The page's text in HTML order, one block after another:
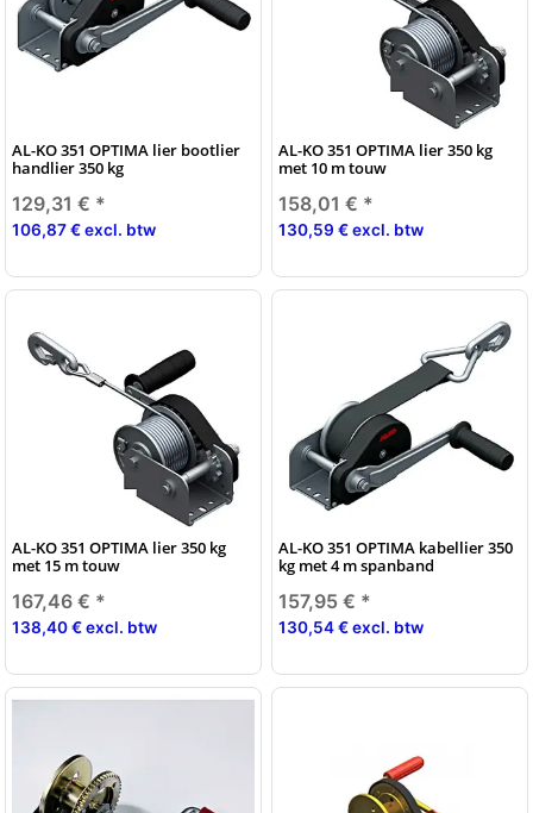
AL-KO 351 OPTIMA lier bootlier
handlier 350 kg
129,31 € *
106,87 € excl. btw
AL-KO 351 OPTIMA lier 350 kg
met 10 m touw
158,01 € *
130,59 € excl. btw
AL-KO 351 OPTIMA lier 350 kg
met 15 m touw
167,46 € *
138,40 € excl. btw
AL-KO 351 OPTIMA kabellier 350
kg met 4 m spanband
157,95 € *
130,54 € excl. btw